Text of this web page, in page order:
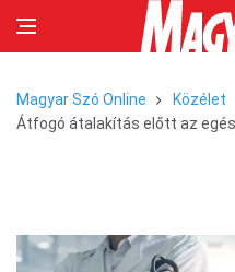
Magyar Szó Online Közélet
Átfogó átalakítás előtt az